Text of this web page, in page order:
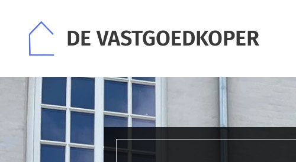
DE VASTGOEDKOPER